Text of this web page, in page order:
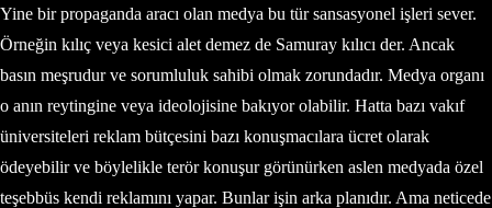
Yine bir propaganda aracı olan medya bu tür sansasyonel işleri sever.
Örneğin kılıç veya kesici alet demez de Samuray kılıcı der. Ancak
basın meşrudur ve sorumluluk sahibi olmak zorundadır. Medya organı
o anın reytingine veya ideolojisine bakıyor olabilir. Hatta bazı vakıf
üniversiteleri reklam bütçesini bazı konuşmacılara ücret olarak
ödeyebilir ve böylelikle terör konuşur görünürken aslen medyada özel
teşebbüs kendi reklamını yapar. Bunlar işin arka planıdır. Ama neticede